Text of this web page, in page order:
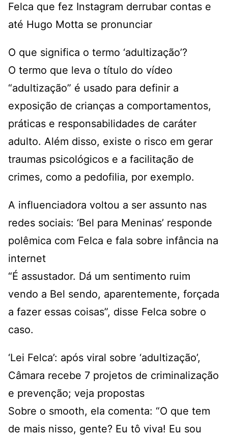
Felca que fez Instagram derrubar contas e
até Hugo Motta se pronunciar
O que significa o termo ‘adultização’?
O termo que leva o título do vídeo
“adultização” é usado para definir a
exposição de crianças a comportamentos,
práticas e responsabilidades de caráter
adulto. Além disso, existe o risco em gerar
traumas psicológicos e a facilitação de
crimes, como a pedofilia, por exemplo.
A influenciadora voltou a ser assunto nas
redes sociais: ‘Bel para Meninas’ responde
polêmica com Felca e fala sobre infância na
internet
“É assustador. Dá um sentimento ruim
vendo a Bel sendo, aparentemente, forçada
a fazer essas coisas”, disse Felca sobre o
caso.
‘Lei Felca’: após viral sobre ‘adultização’,
Câmara recebe 7 projetos de criminalização
e prevenção; veja propostas
Sobre o smooth, ela comenta: “O que tem
de mais nisso, gente? Eu tô viva! Eu sou